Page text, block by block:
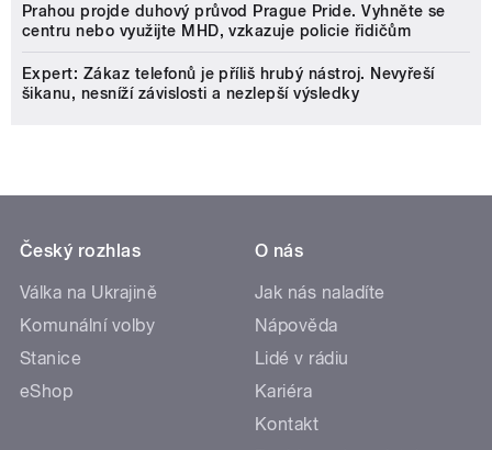
Prahou projde duhový průvod Prague Pride. Vyhněte se
centru nebo využijte MHD, vzkazuje policie řidičům
Expert: Zákaz telefonů je příliš hrubý nástroj. Nevyřeší
šikanu, nesníží závislosti a nezlepší výsledky
Český rozhlas
Válka na Ukrajině
Komunální volby
Stanice
eShop
O nás
Jak nás naladíte
Nápověda
Lidé v rádiu
Kariéra
Kontakt